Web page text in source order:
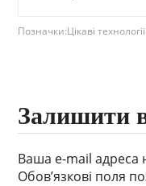
Позначки:Цікаві технології
Залишити
Ваша e-mail адреса
Обов’язкові поля